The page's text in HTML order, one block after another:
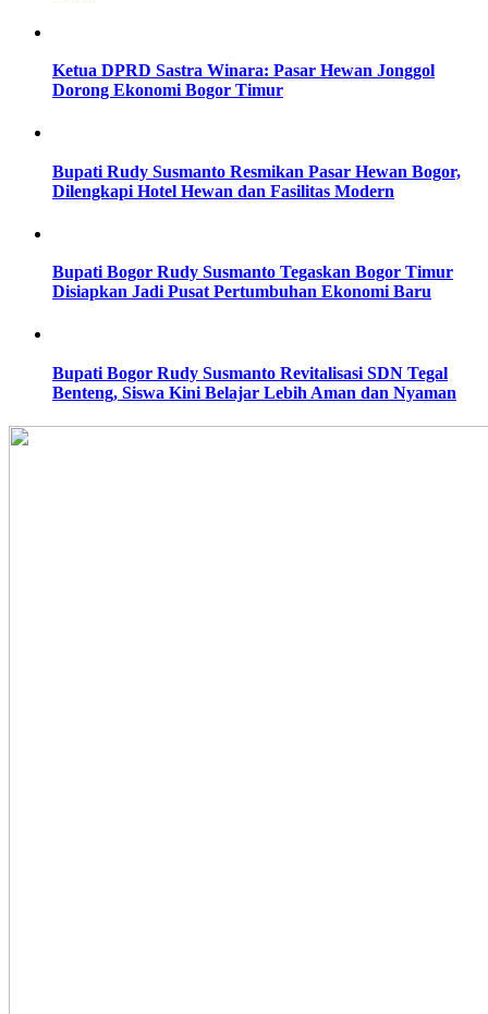
Ketua DPRD Sastra Winara: Pasar Hewan Jonggol
Dorong Ekonomi Bogor Timur
Bupati Rudy Susmanto Resmikan Pasar Hewan Bogor,
Dilengkapi Hotel Hewan dan Fasilitas Modern
Bupati Bogor Rudy Susmanto Tegaskan Bogor Timur
Disiapkan Jadi Pusat Pertumbuhan Ekonomi Baru
Bupati Bogor Rudy Susmanto Revitalisasi SDN Tegal
Benteng, Siswa Kini Belajar Lebih Aman dan Nyaman